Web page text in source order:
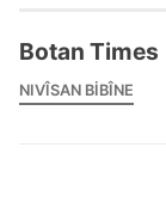
Botan Times
NIVÎSAN BIBÎNE